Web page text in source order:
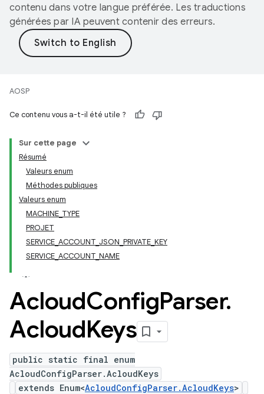
contenu dans votre langue préférée. Les traductions
générées par IA peuvent contenir des erreurs.
AOSP
Ce contenu vous a-t-il été utile ?
Sur cette page
Résumé
Valeurs enum
Méthodes publiques
Valeurs enum
MACHINE_TYPE
PROJET
SERVICE_ACCOUNT_JSON_PRIVATE_KEY
SERVICE_ACCOUNT_NAME
AcloudConfigParser.
AcloudKeys
public static final enum
AcloudConfigParser.AcloudKeys
extends Enum<AcloudConfigParser.AcloudKeys>